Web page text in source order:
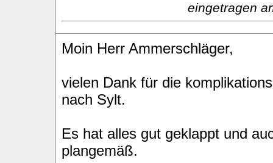
eingetragen
Moin Herr Ammerschläger,
vielen Dank für die
nach Sylt.
Es hat alles gut geklappt und
plangemäß.